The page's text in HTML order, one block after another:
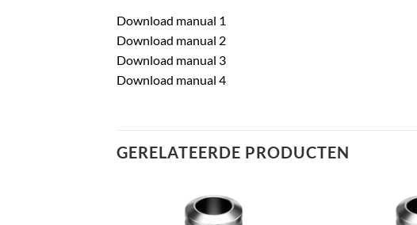
Download manual 1
Download manual 2
Download manual 3
Download manual 4
GERELATEERDE PRODUCTEN